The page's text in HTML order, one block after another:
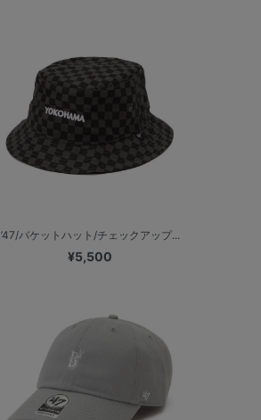
’47/バケットハット/チェックアップ...
¥5,500